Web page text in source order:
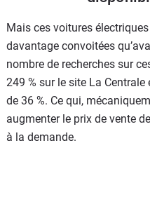
Mais ces voitures
davantage convoitées
nombre de recherches sur
249 % sur le site La
de 36 %. Ce qui,
augmenter le prix de vente
à la demande.